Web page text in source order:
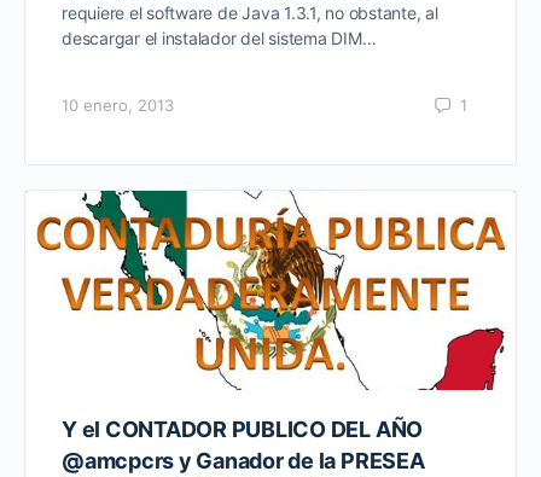
requiere el software de Java 1.3.1, no obstante, al
descargar el instalador del sistema DIM…
10 enero, 2013 1
Y el CONTADOR PUBLICO DEL AÑO
@amcpcrs y Ganador de la PRESEA